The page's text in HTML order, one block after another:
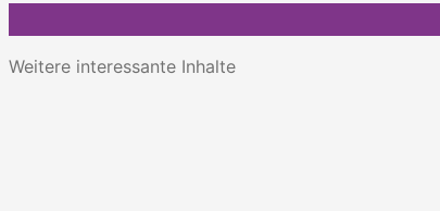
Weitere interessante Inhalte